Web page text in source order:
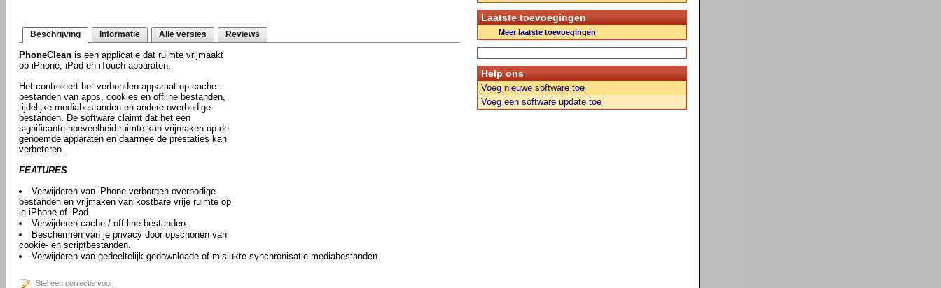
Beschrijving Informatie Alle versies Reviews
PhoneClean is een applicatie dat ruimte vrijmaakt
op iPhone, iPad en iTouch apparaten.
Het controleert het verbonden apparaat op cache-
bestanden van apps, cookies en offline bestanden,
tijdelijke mediabestanden en andere overbodige
bestanden. De software claimt dat het een
significante hoeveelheid ruimte kan vrijmaken op de
genoemde apparaten en daarmee de prestaties kan
verbeteren.
FEATURES
Verwijderen van iPhone verborgen overbodige
bestanden en vrijmaken van kostbare vrije ruimte op
je iPhone of iPad.
Verwijderen cache / off-line bestanden.
Beschermen van je privacy door opschonen van
cookie- en scriptbestanden.
Verwijderen van gedeeltelijk gedownloade of mislukte synchronisatie mediabestanden.
Stel een correctie voor
Laatste toevoegingen
Meer laatste toevoegingen
Help ons
Voeg nieuwe software toe
Voeg een software update toe